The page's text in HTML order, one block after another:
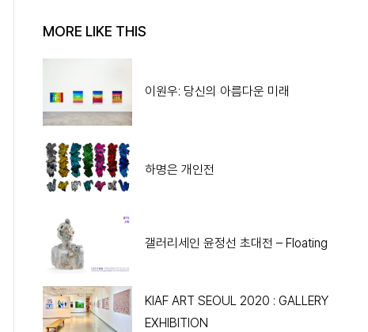
MORE LIKE THIS
이원우: 당신의 아름다운 미래
하명은 개인전
갤러리세인 윤정선 초대전 – Floating
KIAF ART SEOUL 2020 : GALLERY
EXHIBITION